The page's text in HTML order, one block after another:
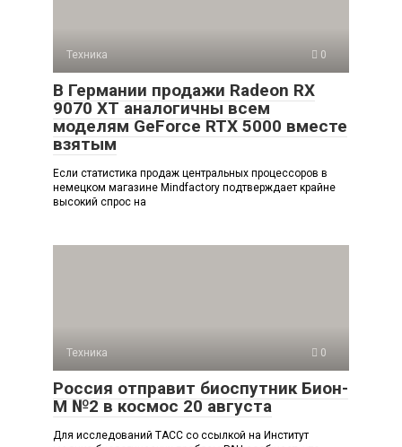
Техника 0
В Германии продажи Radeon RX
9070 XT аналогичны всем
моделям GeForce RTX 5000 вместе
взятым
Если статистика продаж центральных процессоров в
немецком магазине Mindfactory подтверждает крайне
высокий спрос на
Техника 0
Россия отправит биоспутник Бион-
М №2 в космос 20 августа
Для исследований ТАСС со ссылкой на Институт